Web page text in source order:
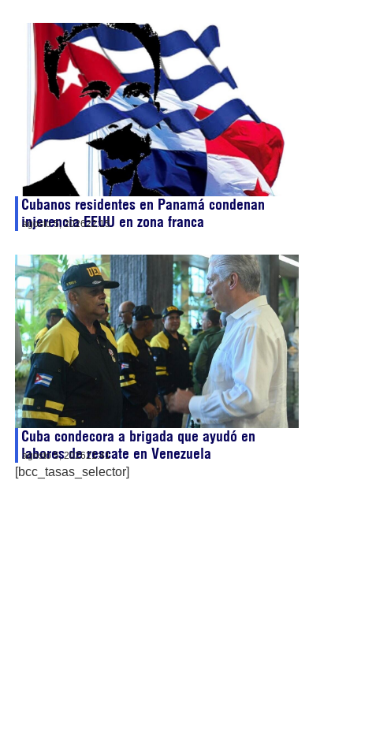
Cubanos residentes en Panamá condenan
injerencia EEUU en zona franca
agosto 5, 202622:15
Cuba condecora a brigada que ayudó en
labores de rescate en Venezuela
agosto 5, 202621:41
[bcc_tasas_selector]